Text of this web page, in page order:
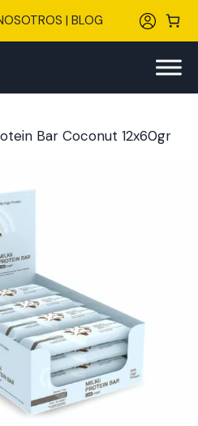
| BLOG
Bar Coconut 12x60gr